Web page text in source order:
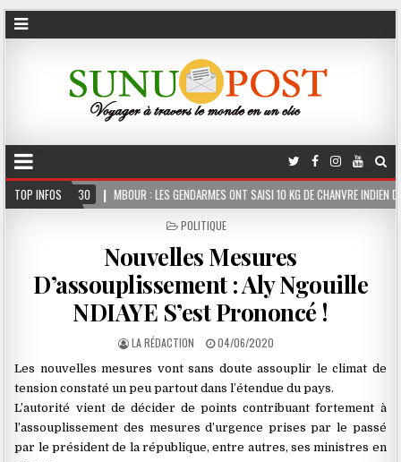
TOP INFOS
MBOUR : LES GENDARMES ONT SAISI 10 KG DE CHANVRE INDIEN DISSIMULÉS DANS LE
POSTED
POLITIQUE
Nouvelles Mesures
D’assouplissement : Aly Ngouille
NDIAYE S’est Prononcé !
LA RÉDACTION 04/06/2020
Les nouvelles mesures vont sans doute assouplir le climat de
tension constaté un peu partout dans l’étendue du pays.
L’autorité vient de décider de points contribuant fortement à
l’assouplissement des mesures d’urgence prises par le passé
par le président de la république, entre autres, ses ministres en